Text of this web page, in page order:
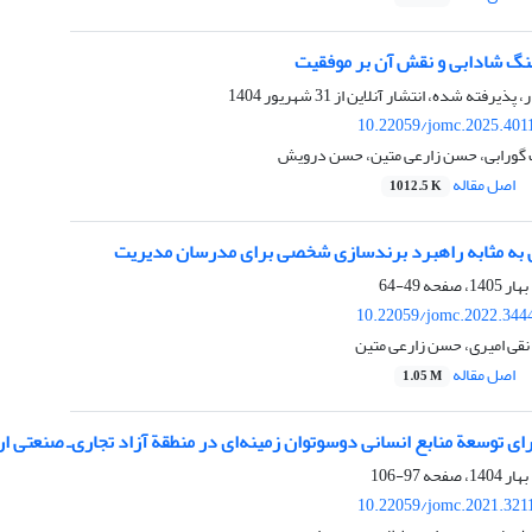
شادابی و نقش آن بر موفقیت
پذیرفته شده، انتشار آنلاین از31 شهریور 1404
10.22059/
حسن زارعی متین، حسن درویش
اصل مقاله 1012.5 K
به مثابه راهبرد برندسازی شخصی برای مدرسان مدیریت
49-64
10.22059/
امیری، حسن زارعی متین
اصل مقاله 1.05 M
توسعة منابع انسانی دوسوتوان زمینه‌ای در منطقة آزاد تجاری‌ـ
97-106
10.22059/